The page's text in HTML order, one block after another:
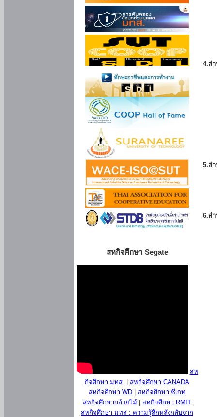
สหกิจศึกษา Segate
สห
กิจศึกษา มทส.
สหกิจศึกษา CANADA
สหกิจศึกษา WD
สหกิจศึกษา ซีเกท
สหกิจศึกษากล้วยไม้
สหกิจศึกษา RMIT
สหกิจศึกษา มทส : ความรู้สึกหลังกลับจาก
4.ส
5.ส
6.ส